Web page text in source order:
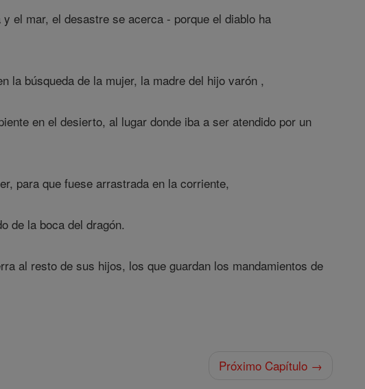
el mar, el desastre se acerca - porque el diablo ha
la búsqueda de la mujer, la madre del hijo varón ,
en el desierto, al lugar donde iba a ser atendido por un
para que fuese arrastrada en la corriente,
de la boca del dragón.
al resto de sus hijos, los que guardan los mandamientos de
Próximo Capítulo →